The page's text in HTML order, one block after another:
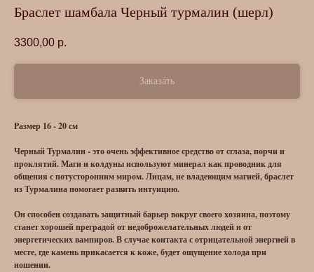
Браслет шамбала Черный турмалин (шерл)
3300,00 р.
Заказать
Размер 16 - 20 см
Черный Турмалин - это очень эффективное средство от сглаза, порчи и
проклятий. Маги и колдуны используют минерал как проводник для
общения с потусторонним миром. Лицам, не владеющим магией, браслет
из Турмалина помогает развить интуицию.
Он способен создавать защитный барьер вокруг своего хозяина, поэтому
станет хорошей преградой от недоброжелательных людей и от
энергетических вампиров. В случае контакта с отрицательной энергией в
месте, где камень прикасается к коже, будет ощущение холода при
ношении.